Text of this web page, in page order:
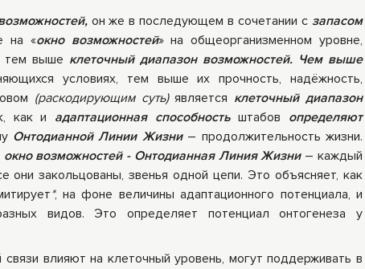
он же в последующем в сочетании сзапасом
на «окно возможностей» на общеорганизменном уровне,
тем выше клеточный диапазон возможностей. Чем выше
условиях, тем выше их прочность, надёжность,
(раскодирующим суть)является клеточный диапазон
как и адаптационная способностьштабов определяют
Онтодианной Линии Жизни– продолжительность жизни.
окно возможностей - Онтодианная Линия Жизни– каждый
они закольцованы, звенья одной цепи. Это объясняет, как
*, на фоне величины адаптационного потенциала, и
видов. Это определяет потенциал онтогенеза у
влияют на клеточный уровень, могут поддерживать в